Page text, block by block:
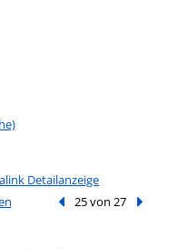
nach der Sie
Detailanzeige
Vorheriger Treffer
25 von 27